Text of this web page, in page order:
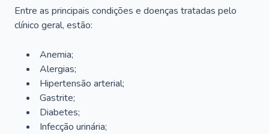
Entre as principais condições e doenças tratadas pelo
clínico geral, estão:
Anemia;
Alergias;
Hipertensão arterial;
Gastrite;
Diabetes;
Infecção urinária;